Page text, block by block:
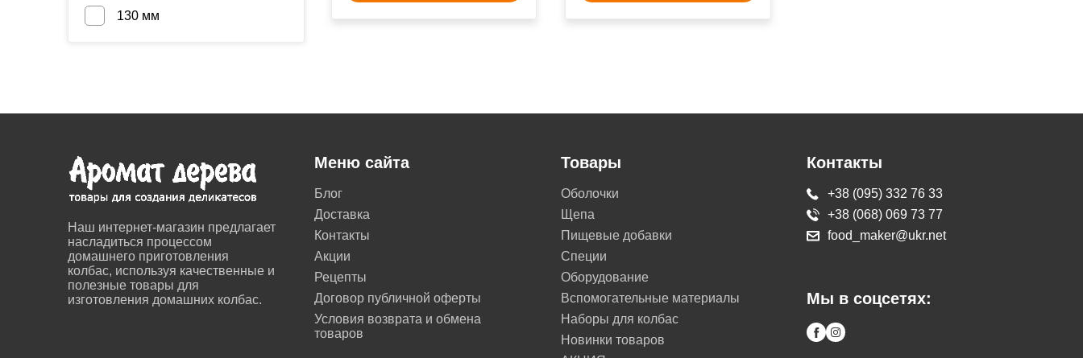
130 мм
Наш интернет-магазин предлагает
насладиться процессом
домашнего приготовления
колбас, используя качественные и
полезные товары для
изготовления домашних колбас.
Меню сайта
Блог
Доставка
Контакты
Акции
Рецепты
Договор публичной оферты
Условия возврата и обмена
товаров
Товары
Оболочки
Щепа
Пищевые добавки
Специи
Оборудование
Вспомогательные материалы
Наборы для колбас
Новинки товаров
Контакты
+38 (095) 332 76 33
+38 (068) 069 73 77
food_maker@ukr.net
Мы в соцсетях: